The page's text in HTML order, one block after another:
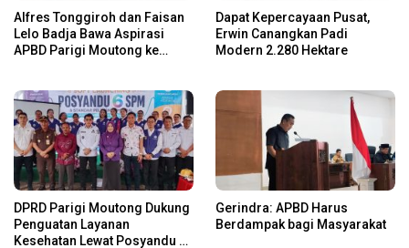
Alfres Tonggiroh dan Faisan
Lelo Badja Bawa Aspirasi
APBD Parigi Moutong ke
Dapat Kepercayaan Pusat,
Erwin Canangkan Padi
Modern 2.280 Hektare
DPRD Parigi Moutong Dukung
Penguatan Layanan
Kesehatan Lewat Posyandu 6
Gerindra: APBD Harus
Berdampak bagi Masyarakat